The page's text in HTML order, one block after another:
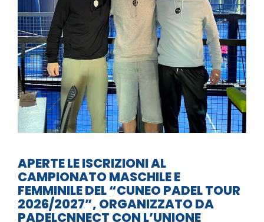
APERTE LE ISCRIZIONI AL
CAMPIONATO MASCHILE E
FEMMINILE DEL “CUNEO PADEL TOUR
2026/2027”, ORGANIZZATO DA
PADELCNNECT CON L’UNIONE